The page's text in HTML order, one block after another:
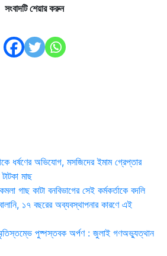
সংবাদটি শেয়ার করুন
ধর্ষণের অভিযোগ, মসজিদের ইমাম গ্রেপ্তার
মাছ
গাছ কাটা বনবিভাগের সেই কর্মকর্তাকে বদলি
১৭ বছরের অব্যবস্থাপনার কারণে এই
পুষ্পস্তবক অর্পণ : জুলাই গণঅভ্যুত্থান